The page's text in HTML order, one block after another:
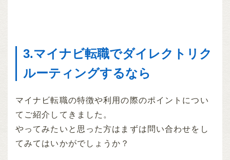
3.マイナビ転職でダイレクトリク
ルーティングするなら
マイナビ転職の特徴や利用の際のポイントについ
てご紹介してきました。
やってみたいと思った方はまずは問い合わせをし
てみてはいかがでしょうか？